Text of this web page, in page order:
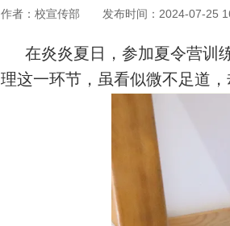
作者：校宣传部 发布时间：2024-07-25
在炎炎夏日，参加夏令营训
理这一环节，虽看似微不足道